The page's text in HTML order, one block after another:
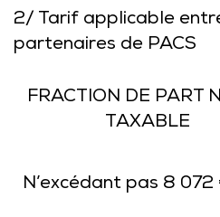
2/ Tarif applicable
partenaires de PACS
FRACTION DE PART
TAXABLE
N’excédant pas 8 072